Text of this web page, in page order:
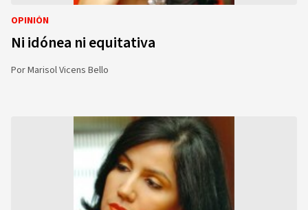
OPINIÓN
Ni idónea ni equitativa
PorMarisol Vicens Bello